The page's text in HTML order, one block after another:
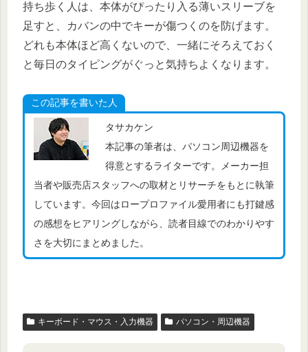
持ち歩く人は、本体がぴったり入る薄いスリーブを
足すと、カバンの中でキーが傷つくのを防げます。
どれも本体ほど高くないので、一緒にそろえておく
と毎日のタイピングがぐっと気持ちよくなります。
この記事を書いた人
タサカケン
本記事の筆者は、パソコン周辺機器を
得意とするライターです。メーカー担
当者や販売店スタッフへの取材とリサーチをもとに執筆
しています。今回はロープロファイル愛用者にも打鍵感
の感想をヒアリングしながら、読者目線でのわかりやす
さを大切にまとめました。
キーボード・マウス・入力機器 パソコン・周辺機器